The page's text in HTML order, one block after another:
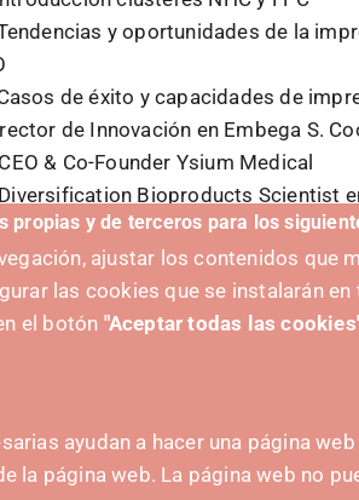
y oportunidades de la
de éxito y capacidades de
de Innovación en Embega S.
& Co-Founder Ysium Medical
Bioproducts Scientist
y siguientes pasos.
seguros e inteligentes
propias y de terceros para los
ajustar los contenidos que
las cookies que se instalarán
el botón "Aceptar todas las
ayudan a hacer una página
la página web. La página web no